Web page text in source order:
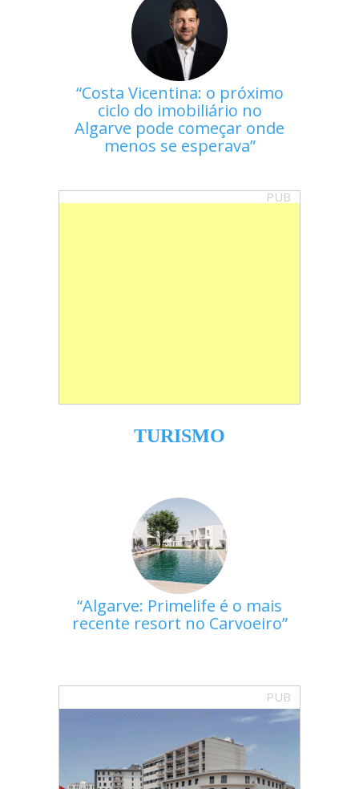
Costa Vicentina: o próximo
ciclo do imobiliário no
Algarve pode começar onde
menos se esperava
PUB
TURISMO
Algarve: Primelife é o mais
recente resort no Carvoeiro
PUB